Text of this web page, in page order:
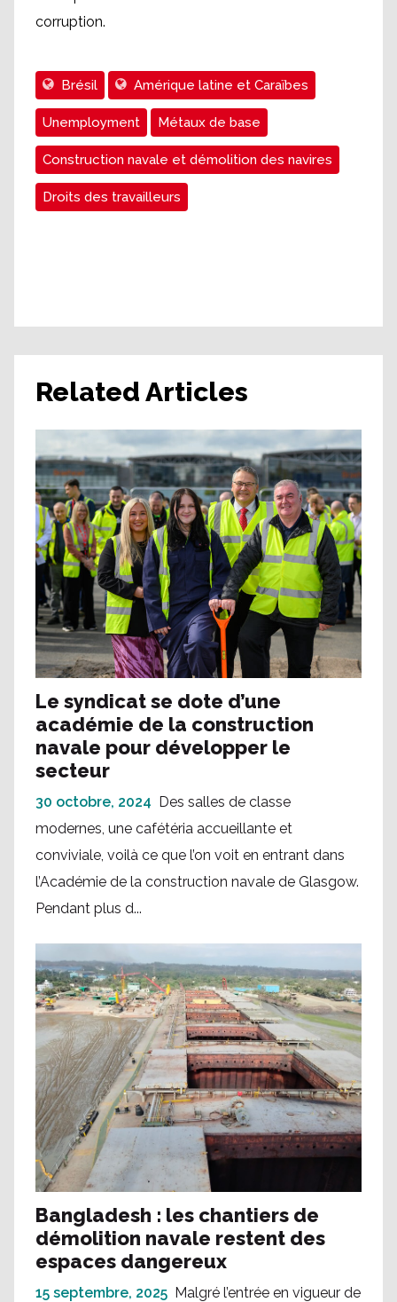
corruption.
Brésil Amérique latine et Caraïbes
Unemployment Métaux de base
Construction navale et démolition des navires
Droits des travailleurs
Related Articles
Le syndicat se dote d’une
académie de la construction
navale pour développer le
secteur
30 octobre, 2024 Des salles de classe
modernes, une cafétéria accueillante et
conviviale, voilà ce que l’on voit en entrant dans
l’Académie de la construction navale de Glasgow.
Pendant plus d...
Bangladesh : les chantiers de
démolition navale restent des
espaces dangereux
15 septembre, 2025 Malgré l’entrée en vigueur de